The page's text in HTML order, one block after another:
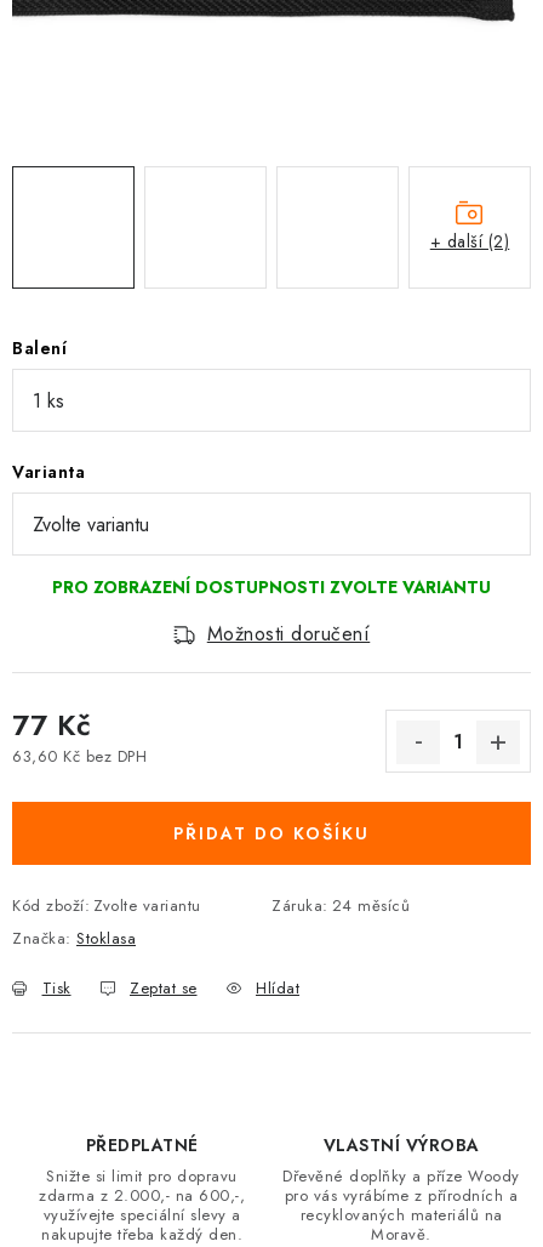
Balení
Varianta
Možnosti doručení
77 Kč
63,60 Kč bez DPH
PŘIDAT DO KOŠÍKU
Kód zboží: Zvolte variantu Záruka: 24 měsíců
Značka: Stoklasa
Tisk Zeptat se Hlídat
+ další (2)
PŘEDPLATNÉ
Snižte si limit pro dopravu
zdarma z 2.000,- na 600,-,
využívejte speciální slevy a
nakupujte třeba každý den.
VLASTNÍ VÝROBA
Dřevěné doplňky a příze Woody
pro vás vyrábíme z přírodních a
recyklovaných materiálů na
Moravě.